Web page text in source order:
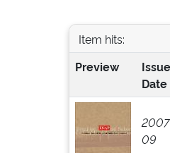
Item hits:
Preview
Issue
Date
09